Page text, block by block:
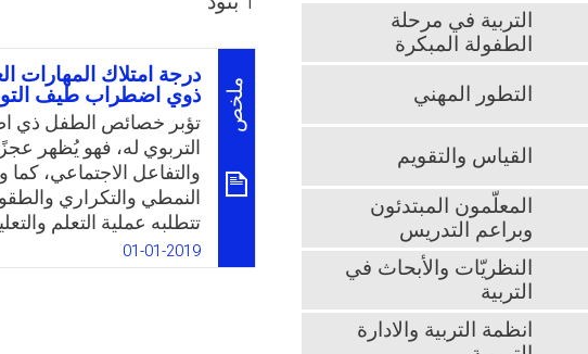
ملخص
درجة امتلاك المهارات
ذوي اضطراب طيف
تؤبر خصائص الطفل ذي
التربوي له، فهو يُظهر
والتفاعل الاجتماعي،
النمطي والتكراري
تتطلبه عملية التعلم
وانتباه وتركيز، وأن
التعلم لهذه الفئة، وعلى
01-01-2019
التربية في مرحلة
الطفولة المبكرة
التطور المهني
القياس والتقويم
المعلّمون المبتدئون
وبراعم التدريس
النظريّات والأبحاث في
التربية
انظمة التربية والادارة